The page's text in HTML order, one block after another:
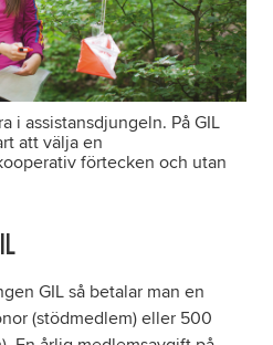
i assistansdjungeln. På GIL
att välja en
förtecken och utan
GIL så betalar man en
(stödmedlem) eller 500